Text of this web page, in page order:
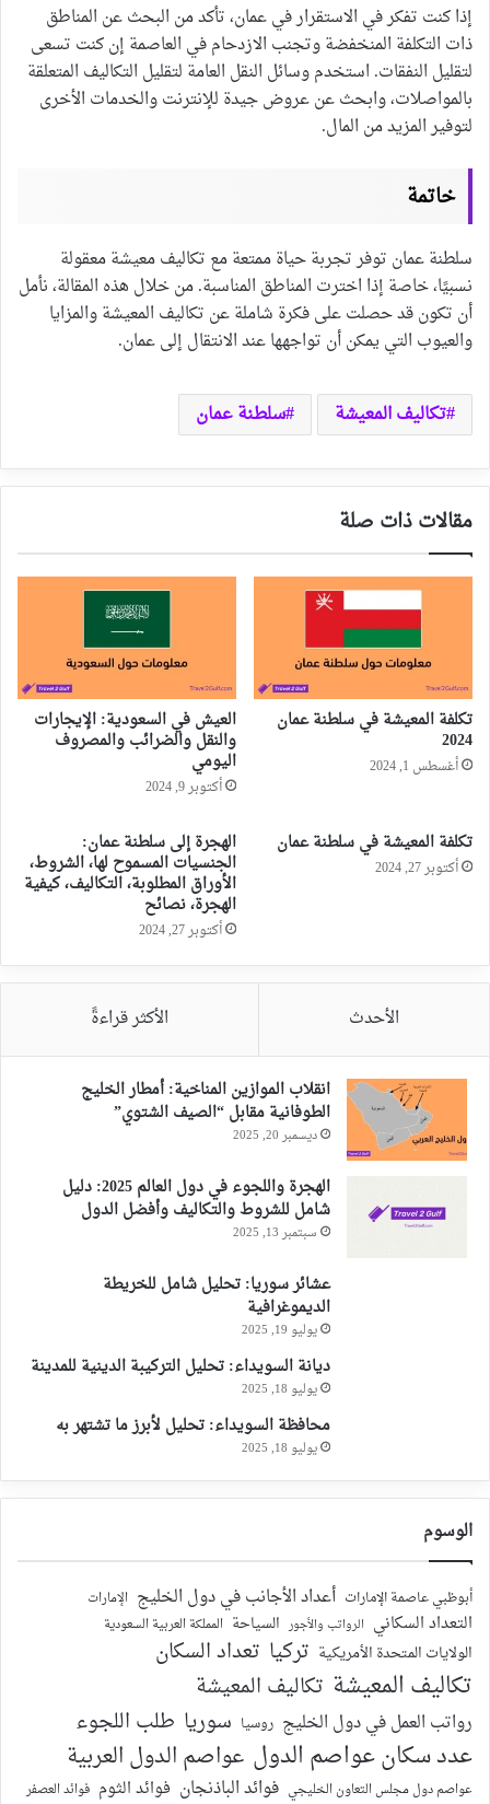
إذا كنت تفكر في الاستقرار في عمان، تأكد من البحث عن المناطق
ذات التكلفة المنخفضة وتجنب الازدحام في العاصمة إن كنت تسعى
لتقليل النفقات. استخدم وسائل النقل العامة لتقليل التكاليف المتعلقة
بالمواصلات، وابحث عن عروض جيدة للإنترنت والخدمات الأخرى
لتوفير المزيد من المال.
خاتمة
سلطنة عمان توفر تجربة حياة ممتعة مع تكاليف معيشة معقولة
نسبيًا، خاصة إذا اخترت المناطق المناسبة. من خلال هذه المقالة، نأمل
أن تكون قد حصلت على فكرة شاملة عن تكاليف المعيشة والمزايا
والعيوب التي يمكن أن تواجهها عند الانتقال إلى عمان.
تكاليف المعيشة سلطنة عمان
مقالات ذات صلة
تكلفة المعيشة في سلطنة عمان
2024
أغسطس 1, 2024
العيش في السعودية: الإيجارات
والنقل والضرائب والمصروف
اليومي
أكتوبر 9, 2024
تكلفة المعيشة في سلطنة عمان
أكتوبر 27, 2024
الهجرة إلى سلطنة عمان:
الجنسيات المسموح لها، الشروط،
الأوراق المطلوبة، التكاليف، كيفية
الهجرة، نصائح
أكتوبر 27, 2024
الأحدث الأكثر قراءةً
انقلاب الموازين المناخية: أمطار الخليج
الطوفانية مقابل “الصيف الشتوي”
ديسمبر 20, 2025
الهجرة واللجوء في دول العالم 2025: دليل
شامل للشروط والتكاليف وأفضل الدول
سبتمبر 13, 2025
عشائر سوريا: تحليل شامل للخريطة
الديموغرافية
يوليو 19, 2025
ديانة السويداء: تحليل التركيبة الدينية للمدينة
يوليو 18, 2025
محافظة السويداء: تحليل لأبرز ما تشتهر به
يوليو 18, 2025
الوسوم
أبوظبي عاصمة الإمارات أعداد الأجانب في دول الخليج الإمارات
التعداد السكاني الرواتب والأجور السياحة المملكة العربية السعودية
الولايات المتحدة الأمريكية تركيا تعداد السكان
تكاليف المعيشة تكاليف المعيشة
رواتب العمل في دول الخليج روسيا سوريا طلب اللجوء
عدد سكان عواصم الدول عواصم الدول العربية
عواصم دول مجلس التعاون الخليجي فوائد الباذنجان فوائد الثوم فوائد العصفر